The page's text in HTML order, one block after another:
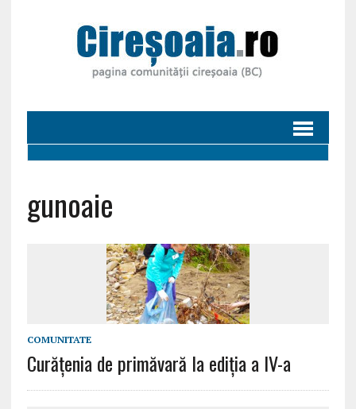
gunoaie
COMUNITATE
Curățenia de primăvară la ediția a IV-a